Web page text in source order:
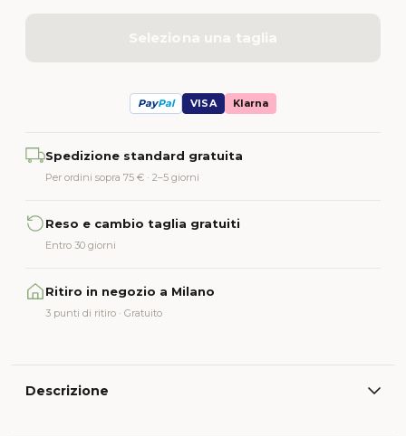
Seleziona una taglia
PayPal VISA Klarna
Spedizione standard gratuita
Per ordini sopra 75 € · 2–5 giorni
Reso e cambio taglia gratuiti
Entro 30 giorni
Ritiro in negozio a Milano
3 punti di ritiro · Gratuito
Descrizione